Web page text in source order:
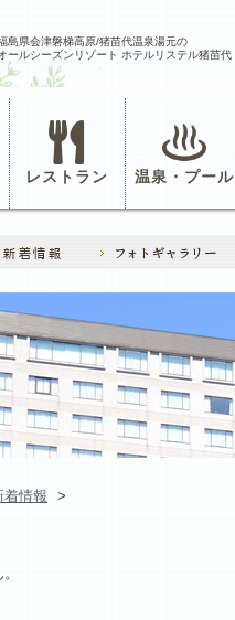
島県会津磐梯高原/猪苗代温泉湯元の
ールシーズンリゾート ホテルリステル猪苗代
レストラン 温泉・プール
着情報 >